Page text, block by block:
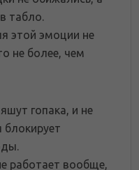
табло.
этой эмоции не
не более, чем
гопака, и не
работает вообще,